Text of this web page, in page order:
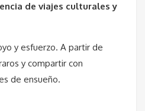
de viajes culturales y
y esfuerzo. A partir de
y compartir con
de ensueño.